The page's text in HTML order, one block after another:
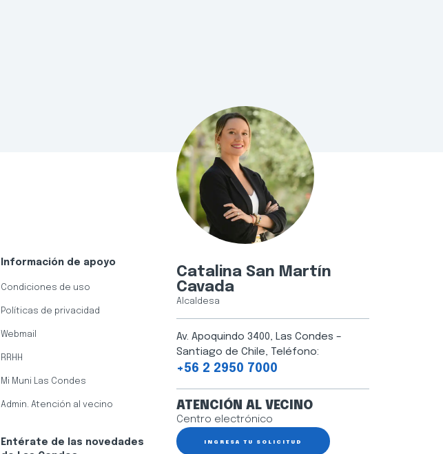
Información de apoyo
Condiciones de uso
Políticas de privacidad
Webmail
RRHH
Mi Muni Las Condes
Admin. Atención al vecino
Entérate de las novedades
Catalina San Martín
Cavada
Alcaldesa
Av. Apoquindo 3400, Las Condes –
Santiago de Chile, Teléfono:
+56 2 2950 7000
ATENCIÓN AL VECINO
Centro electrónico
INGRESA TU SOLICITUD